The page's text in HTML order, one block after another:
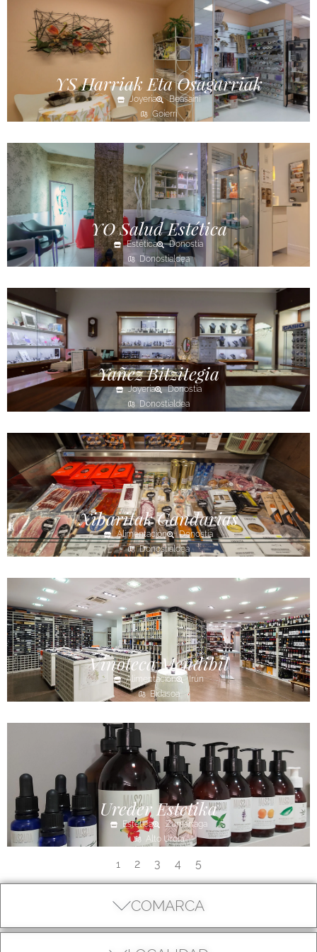
COMARCA
YS Harriak Eta Osagarriak
Joyería
Beasaini
Goierri
YO Salud Estética
Estética
Donostia
Donostialdea
Yañez Bitzitegia
Joyería
Donostia
Donostialdea
Xibaritak Gandarias
Alimentación
Donostia
Donostialdea
Vinoteca Mendibil
Alimentación
Irún
Bidasoa
Ureder Estetika
Estética
Zumarraga
Alto Urola
1 2 3 4 5